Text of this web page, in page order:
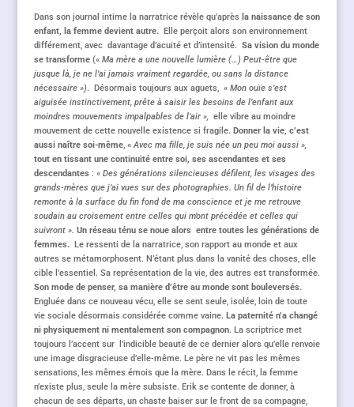
Dans son journal intime la narratrice révèle qu’après la naissance de son
enfant, la femme devient autre.Elle perçoit alors son environnement
différement, avec davantage d’acuité et d’intensité. Sa vision du monde
se transforme (« Ma mère a une nouvelle lumière (…) Peut-être que
jusque là, je ne l’ai jamais vraiment regardée, ou sans la distance
nécessaire »). Désormais toujours aux aguets, « Mon ouïe s’est
aiguisée instinctivement, prête à saisir les besoins de l’enfant aux
moindres mouvements impalpables de l’air », elle vibre au moindre
mouvement de cette nouvelle existence si fragile. Donner la vie, c’est
aussi naître soi-même, «Avec ma fille, je suis née un peu moi aussi »,
tout en tissant une continuité entre soi, ses ascendantes et ses
descendantes : « Des générations silencieuses défilent, les visages des
grands-mères que j’ai vues sur des photographies. Un fil de l’histoire
remonte à la surface du fin fond de ma conscience et je me retrouve
soudain au croisement entre celles qui m’ont précédée et celles qui
suivront ». Un réseau ténu se noue alors entre toutes les générations de
femmes. Le ressenti de la narratrice, son rapport au monde et aux
autres se métamorphosent. N’étant plus dans la vanité des choses, elle
cible l’essentiel. Sa représentation de la vie, des autres est transformée.
Son mode de penser, sa manière d’être au monde sont bouleversés.
Engluée dans ce nouveau vécu, elle se sent seule, isolée, loin de toute
vie sociale désormais considérée comme vaine. La paternité n’a changé
ni physiquement ni mentalement son compagnon. La scriptrice met
toujours l’accent sur l’indicible beauté de ce dernier alors qu’elle renvoie
une image disgracieuse d’elle-même. Le père ne vit pas les mêmes
sensations, les mêmes émois que la mère. Dans le récit, la femme
n’existe plus, seule la mère subsiste. Erik se contente de donner, à
chacun de ses départs, un chaste baiser sur le front de sa compagne,